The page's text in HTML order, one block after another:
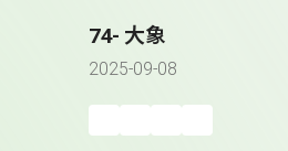
74- 大象
2025-09-08